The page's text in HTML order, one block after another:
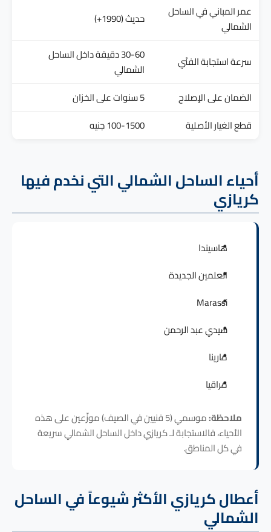
عمر المباني في الساحل
الشمالي
حديث (1990+)
سرعة استجابة الفنّي
30-60 دقيقة داخل الساحل
الشمالي
الضمان على الإصلاح
5 سنوات على الخزان
قطع الغيار الأصلية
100-1500 جنيه
أحياء الساحل الشمالي التي نخدم فيها
كريازي
هاسيندا
العلمين الجديدة
Marassi
سيدي عبد الرحمن
مارينا
مراقيا
ملاحظة:
موسمي (5 فنيين في الصيف) موزّعين على هذه
الأحياء، فالاستجابة لـ كريازي داخل الساحل الشمالي سريعة
في كل المناطق.
أعطال كريازي الأكثر شيوعاً في الساحل
الشمالي